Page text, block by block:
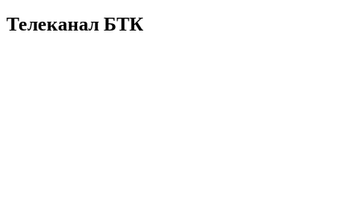
Телеканал БТК